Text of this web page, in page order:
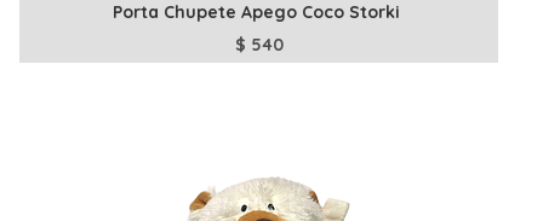
Porta Chupete Apego Coco Storki
$ 540